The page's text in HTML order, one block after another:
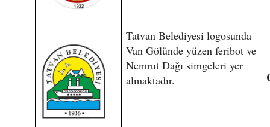
Tatvan Belediyesi logosunda
Van Gölünde yüzen feribot ve
Nemrut Dağı simgeleri yer
almaktadır.